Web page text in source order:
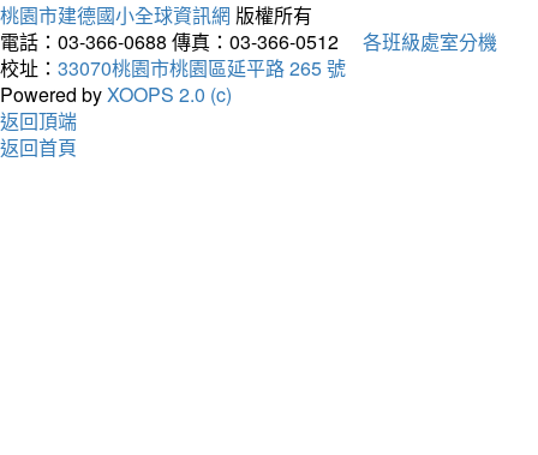
桃園市建德國小全球資訊網 版權所有
電話：03-366-0688 傳真：03-366-0512
各班級處室分機
校址： 33070桃園市桃園區延平路 265 號
Powered byXOOPS 2.0 (c)
返回頂端
返回首頁